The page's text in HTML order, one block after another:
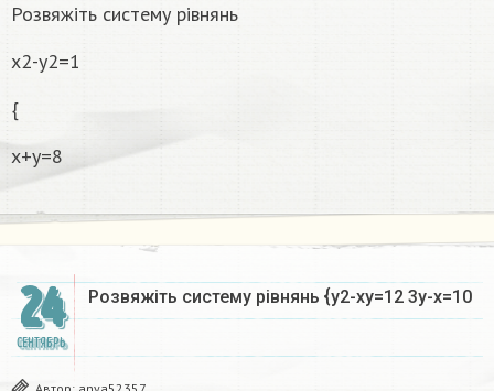
Розвяжіть систему рівнянь
x2-y2=1
{
x+y=8
24
СЕНТЯБРЬ
Розвяжіть систему рівнянь {y2-xy=12 3y-x=10